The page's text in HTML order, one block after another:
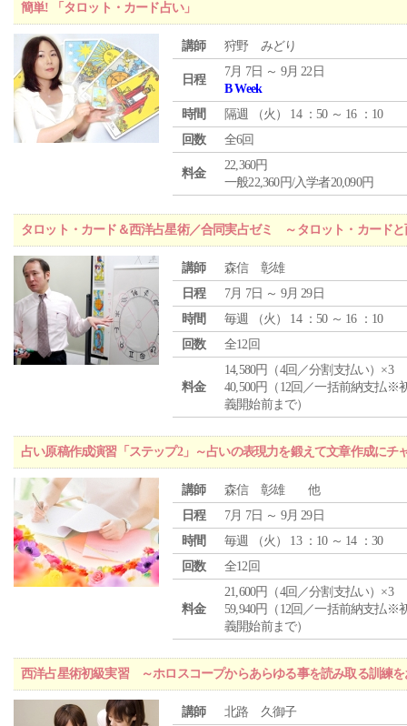
簡単! 「タロット・カード占い」
講師 狩野 みどり
日程
7月 7日 ～ 9月 22日
B Week
時間
隔週 （火 ） 14 ：50 ～ 16 ：10
回数
全6回
料金
22,360円
一般22,360円/入学者20,090円
タロット・カード＆西洋占星術／合同実占ゼミ ～タロット・カード
講師
森信 彰雄
日程
7月 7日 ～ 9月 29日
時間
毎週 （火 ） 14 ：50 ～ 16 ：10
回数
全12回
料金
14,580円（4回／分割支払い）×3
40,500円（12回／一括前納支払※
義開始前まで）
占い原稿作成演習「ステップ2」～占いの表現力を鍛えて文章作成にチ
講師
森信 彰雄 他
日程
7月 7日 ～ 9月 29日
時間
毎週 （火 ） 13 ：10 ～ 14 ：30
回数
全12回
料金
21,600円（4回／分割支払い）×3
59,940円（12回／一括前納支払※
義開始前まで）
西洋占星術初級実習 ～ホロスコープからあらゆる事を読み取る訓練を
講師
北路 久御子